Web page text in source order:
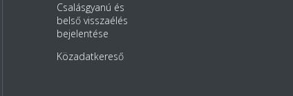
Csalásgyanú és
belső visszaélés
bejelentése
Közadatkereső